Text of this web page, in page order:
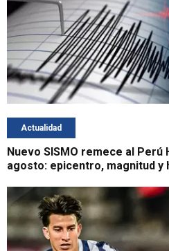
Actualidad
Nuevo SISMO remece al Perú
agosto: epicentro, magnitud y